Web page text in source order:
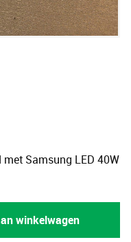
Samsung LED 40W
winkelwagen